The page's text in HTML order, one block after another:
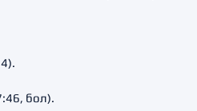
бол).